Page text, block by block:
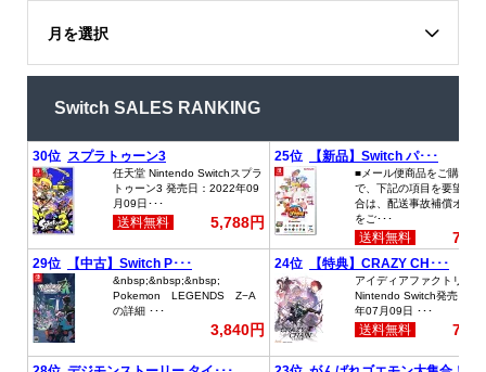
月を選択
Switch SALES RANKING